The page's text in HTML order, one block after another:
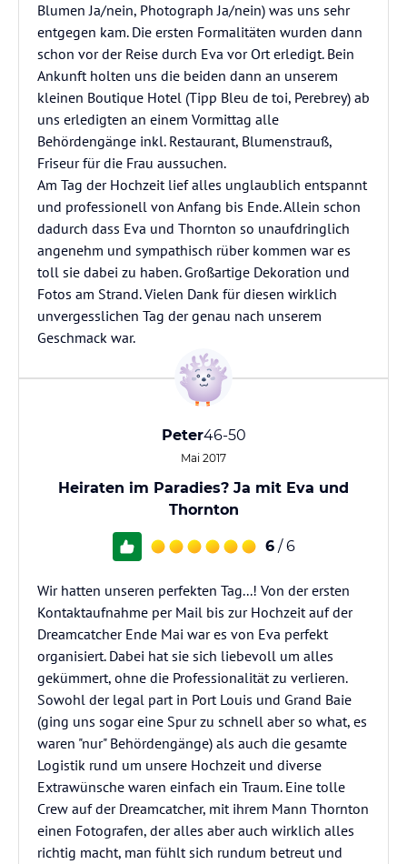
Blumen Ja/nein, Photograph Ja/nein) was uns sehr
entgegen kam. Die ersten Formalitäten wurden dann
schon vor der Reise durch Eva vor Ort erledigt. Bein
Ankunft holten uns die beiden dann an unserem
kleinen Boutique Hotel (Tipp Bleu de toi, Perebrey) ab
uns erledigten an einem Vormittag alle
Behördengänge inkl. Restaurant, Blumenstrauß,
Friseur für die Frau aussuchen.
Am Tag der Hochzeit lief alles unglaublich entspannt
und professionell von Anfang bis Ende. Allein schon
dadurch dass Eva und Thornton so unaufdringlich
angenehm und sympathisch rüber kommen war es
toll sie dabei zu haben. Großartige Dekoration und
Fotos am Strand. Vielen Dank für diesen wirklich
unvergesslichen Tag der genau nach unserem
Geschmack war.
Peter46-50
Mai 2017
Heiraten im Paradies? Ja mit Eva und
Thornton
6 / 6
Wir hatten unseren perfekten Tag...! Von der ersten
Kontaktaufnahme per Mail bis zur Hochzeit auf der
Dreamcatcher Ende Mai war es von Eva perfekt
organisiert. Dabei hat sie sich liebevoll um alles
gekümmert, ohne die Professionalität zu verlieren.
Sowohl der legal part in Port Louis und Grand Baie
(ging uns sogar eine Spur zu schnell aber so what, es
waren "nur" Behördengänge) als auch die gesamte
Logistik rund um unsere Hochzeit und diverse
Extrawünsche waren einfach ein Traum. Eine tolle
Crew auf der Dreamcatcher, mit ihrem Mann Thornton
einen Fotografen, der alles aber auch wirklich alles
richtig macht, man fühlt sich rundum betreut und